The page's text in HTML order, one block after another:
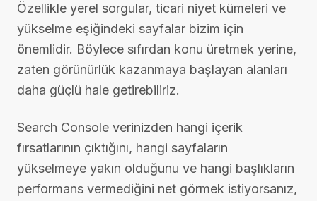
Özellikle yerel sorgular, ticari niyet kümeleri ve
yükselme eşiğindeki sayfalar bizim için
önemlidir. Böylece sıfırdan konu üretmek yerine,
zaten görünürlük kazanmaya başlayan alanları
daha güçlü hale getirebiliriz.
Search Console verinizden hangi içerik
fırsatlarının çıktığını, hangi sayfaların
yükselmeye yakın olduğunu ve hangi başlıkların
performans vermediğini net görmek istiyorsanız,